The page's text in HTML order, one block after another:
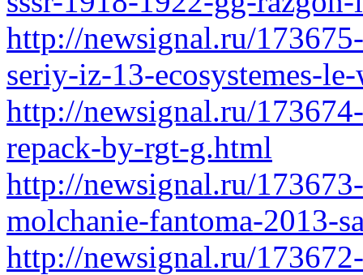
http://newsignal.ru/
seriy-iz-13-ecosystemes-
http://newsignal.ru/
repack-by-rgt-g.html
http://newsignal.ru/
molchanie-fantoma-2013-
http://newsignal.ru/